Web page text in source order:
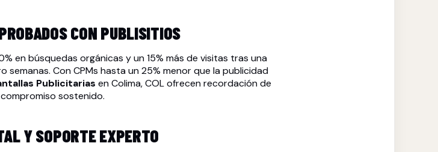
CON PUBLISITIOS
en búsquedas orgánicas y un 15% más de visitas tras una
semanas. Con CPMs hasta un 25% menor que la publicidad
Publicitarias en Colima, COL ofrecen recordación de
sostenido.
Y SOPORTE EXPERTO